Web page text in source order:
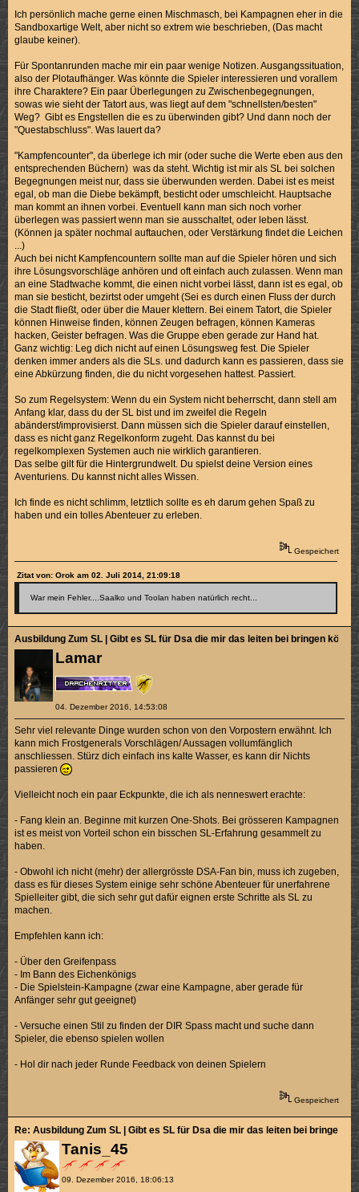
Ich persönlich mache gerne einen Mischmasch, bei Kampagnen eher in die
Sandboxartige Welt, aber nicht so extrem wie beschrieben, (Das macht
glaube keiner).
Für Spontanrunden mache mir ein paar wenige Notizen. Ausgangssituation,
also der Plotaufhänger. Was könnte die Spieler interessieren und vorallem
ihre Charaktere? Ein paar Überlegungen zu Zwischenbegegnungen,
sowas wie sieht der Tatort aus, was liegt auf dem "schnellsten/besten"
Weg? Gibt es Engstellen die es zu überwinden gibt? Und dann noch der
"Questabschluss". Was lauert da?
"Kampfencounter", da überlege ich mir (oder suche die Werte eben aus den
entsprechenden Büchern) was da steht. Wichtig ist mir als SL bei solchen
Begegnungen meist nur, dass sie überwunden werden. Dabei ist es meist
egal, ob man die Diebe bekämpft, besticht oder umschleicht. Hauptsache
man kommt an ihnen vorbei. Eventuell kann man sich noch vorher
überlegen was passiert wenn man sie ausschaltet, oder leben lässt.
(Können ja später nochmal auftauchen, oder Verstärkung findet die Leichen
...)
Auch bei nicht Kampfencountern sollte man auf die Spieler hören und sich
ihre Lösungsvorschläge anhören und oft einfach auch zulassen. Wenn man
an eine Stadtwache kommt, die einen nicht vorbei lässt, dann ist es egal, ob
man sie besticht, bezirtst oder umgeht (Sei es durch einen Fluss der durch
die Stadt fließt, oder über die Mauer klettern. Bei einem Tatort, die Spieler
können Hinweise finden, können Zeugen befragen, können Kameras
hacken, Geister befragen. Was die Gruppe eben gerade zur Hand hat.
Ganz wichtig: Leg dich nicht auf einen Lösungsweg fest. Die Spieler
denken immer anders als die SLs. und dadurch kann es passieren, dass sie
eine Abkürzung finden, die du nicht vorgesehen hattest. Passiert.
So zum Regelsystem: Wenn du ein System nicht beherrscht, dann stell am
Anfang klar, dass du der SL bist und im zweifel die Regeln
abänderst/improvisierst. Dann müssen sich die Spieler darauf einstellen,
dass es nicht ganz Regelkonform zugeht. Das kannst du bei
regelkomplexen Systemen auch nie wirklich garantieren.
Das selbe gilt für die Hintergrundwelt. Du spielst deine Version eines
Aventuriens. Du kannst nicht alles Wissen.
Ich finde es nicht schlimm, letztlich sollte es eh darum gehen Spaß zu
haben und ein tolles Abenteuer zu erleben.
Gespeichert
Zitat von: Orok am 02. Juli 2014, 21:09:18
War mein Fehler....Saalko und Toolan haben natürlich recht...
Lamar
04. Dezember 2016, 14:53:08
Ausbildung Zum SL | Gibt es SL für Dsa die mir das leiten bei bringen
Sehr viel relevante Dinge wurden schon von den Vorpostern erwähnt. Ich
kann mich Frostgenerals Vorschlägen/ Aussagen vollumfänglich
anschliessen. Stürz dich einfach ins kalte Wasser, es kann dir Nichts
passieren
Vielleicht noch ein paar Eckpunkte, die ich als nenneswert erachte:
- Fang klein an. Beginne mit kurzen One-Shots. Bei grösseren Kampagnen
ist es meist von Vorteil schon ein bisschen SL-Erfahrung gesammelt zu
haben.
- Obwohl ich nicht (mehr) der allergrösste DSA-Fan bin, muss ich zugeben,
dass es für dieses System einige sehr schöne Abenteuer für unerfahrene
Spielleiter gibt, die sich sehr gut dafür eignen erste Schritte als SL zu
machen.
Empfehlen kann ich:
- Über den Greifenpass
- Im Bann des Eichenkönigs
- Die Spielstein-Kampagne (zwar eine Kampagne, aber gerade für
Anfänger sehr gut geeignet)
- Versuche einen Stil zu finden der DIR Spass macht und suche dann
Spieler, die ebenso spielen wollen
- Hol dir nach jeder Runde Feedback von deinen Spielern
Gespeichert
Tanis_45
09. Dezember 2016, 18:06:13
Re: Ausbildung Zum SL | Gibt es SL für Dsa die mir das leiten bei bringen